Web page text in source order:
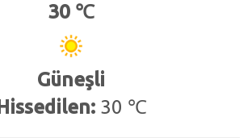
30 ℃
Güneşli
Hissedilen:30 ℃